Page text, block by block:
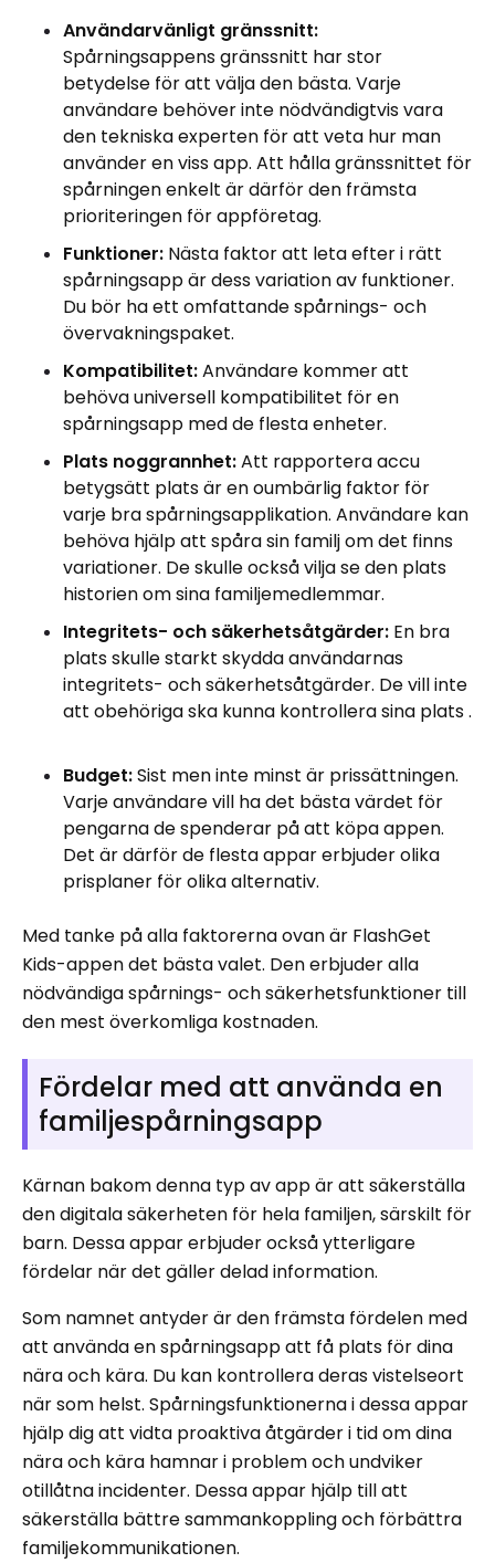
Användarvänligt gränssnitt:
Spårningsappens gränssnitt har stor
betydelse för att välja den bästa. Varje
användare behöver inte nödvändigtvis vara
den tekniska experten för att veta hur man
använder en viss app. Att hålla gränssnittet för
spårningen enkelt är därför den främsta
prioriteringen för appföretag.
Funktioner: Nästa faktor att leta efter i rätt
spårningsapp är dess variation av funktioner.
Du bör ha ett omfattande spårnings- och
övervakningspaket.
Kompatibilitet:Användare kommer att
behöva universell kompatibilitet för en
spårningsapp med de flesta enheter.
Plats noggrannhet:Att rapportera accu
betygsätt plats är en oumbärlig faktor för
varje bra spårningsapplikation. Användare kan
behöva hjälp att spåra sin familj om det finns
variationer. De skulle också vilja se den plats
historien om sina familjemedlemmar.
Integritets- och säkerhetsåtgärder: En bra
plats skulle starkt skydda användarnas
integritets- och säkerhetsåtgärder. De vill inte
att obehöriga ska kunna kontrollera sina plats .
Budget:Sist men inte minst är prissättningen.
Varje användare vill ha det bästa värdet för
pengarna de spenderar på att köpa appen.
Det är därför de flesta appar erbjuder olika
prisplaner för olika alternativ.
Med tanke på alla faktorerna ovan är FlashGet
Kids-appen det bästa valet. Den erbjuder alla
nödvändiga spårnings- och säkerhetsfunktioner till
den mest överkomliga kostnaden.
Fördelar med att använda en
familjespårningsapp
Kärnan bakom denna typ av app är att säkerställa
den digitala säkerheten för hela familjen, särskilt för
barn. Dessa appar erbjuder också ytterligare
fördelar när det gäller delad information.
Som namnet antyder är den främsta fördelen med
att använda en spårningsapp att få plats för dina
nära och kära. Du kan kontrollera deras vistelseort
när som helst. Spårningsfunktionerna i dessa appar
hjälp dig att vidta proaktiva åtgärder i tid om dina
nära och kära hamnar i problem och undviker
otillåtna incidenter. Dessa appar hjälp till att
säkerställa bättre sammankoppling och förbättra
familjekommunikationen.